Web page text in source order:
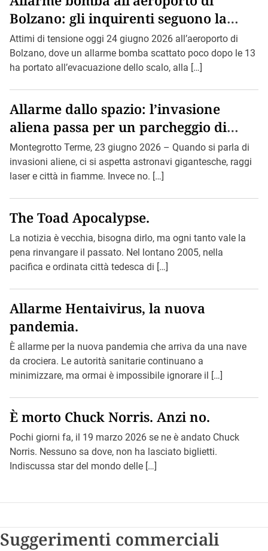
Bolzano: gli inquirenti seguono la
pista di Bin Loden.
Attimi di tensione oggi 24 giugno 2026 all’aeroporto di
Bolzano, dove un allarme bomba scattato poco dopo le 13
ha portato all’evacuazione dello scalo, alla […]
Allarme dallo spazio: l’invasione
aliena passa per un parcheggio di
Montegrotto.
Montegrotto Terme, 23 giugno 2026 – Quando si parla di
invasioni aliene, ci si aspetta astronavi gigantesche, raggi
laser e città in fiamme. Invece no. […]
The Toad Apocalypse.
La notizia è vecchia, bisogna dirlo, ma ogni tanto vale la
pena rinvangare il passato. Nel lontano 2005, nella
pacifica e ordinata città tedesca di […]
Allarme Hentaivirus, la nuova
pandemia.
È allarme per la nuova pandemia che arriva da una nave
da crociera. Le autorità sanitarie continuano a
minimizzare, ma ormai è impossibile ignorare il […]
È morto Chuck Norris. Anzi no.
Pochi giorni fa, il 19 marzo 2026 se ne è andato Chuck
Norris. Nessuno sa dove, non ha lasciato biglietti.
Indiscussa star del mondo delle […]
Suggerimenti commerciali